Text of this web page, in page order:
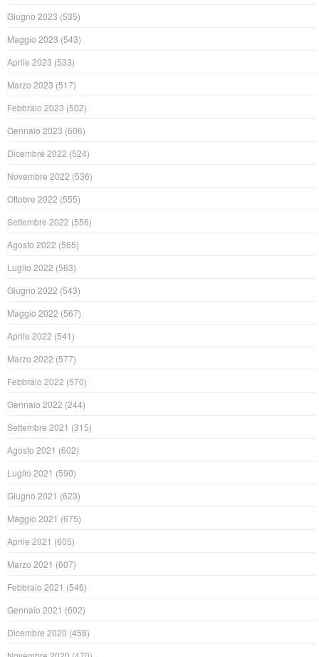
Giugno 2023 (535)
Maggio 2023 (543)
Aprile 2023 (533)
Marzo 2023 (517)
Febbraio 2023 (502)
Gennaio 2023 (606)
Dicembre 2022 (524)
Novembre 2022 (536)
Ottobre 2022 (555)
Settembre 2022 (556)
Agosto 2022 (565)
Luglio 2022 (563)
Giugno 2022 (543)
Maggio 2022 (567)
Aprile 2022 (541)
Marzo 2022 (577)
Febbraio 2022 (570)
Gennaio 2022 (244)
Settembre 2021 (315)
Agosto 2021 (602)
Luglio 2021 (590)
Giugno 2021 (623)
Maggio 2021 (675)
Aprile 2021 (605)
Marzo 2021 (607)
Febbraio 2021 (546)
Gennaio 2021 (602)
Dicembre 2020 (458)